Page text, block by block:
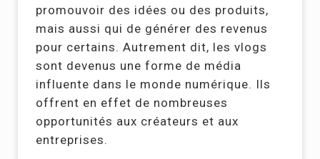
promouvoir des idées ou des produits,
mais aussi qui de générer des revenus
pour certains. Autrement dit, les vlogs
sont devenus une forme de média
influente dans le monde numérique. Ils
offrent en effet de nombreuses
opportunités aux créateurs et aux
entreprises.